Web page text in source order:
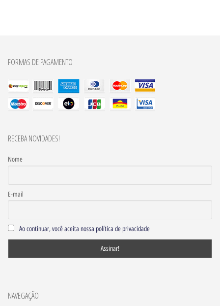
FORMAS DE PAGAMENTO
RECEBA NOVIDADES!
Nome
E-mail
Ao continuar, você aceita nossa política de privacidade
NAVEGAÇÃO